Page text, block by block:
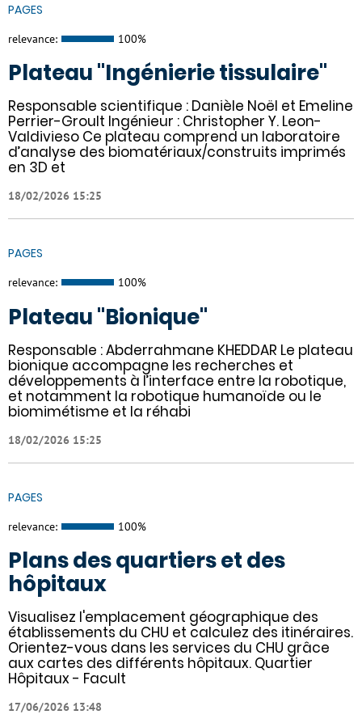
PAGES
relevance: 100%
Plateau "Ingénierie tissulaire"
Responsable scientifique : Danièle Noël et Emeline
Perrier-Groult Ingénieur : Christopher Y. Leon-
Valdivieso Ce plateau comprend un laboratoire
d’analyse des biomatériaux/construits imprimés
en 3D et
18/02/2026 15:25
PAGES
relevance: 100%
Plateau "Bionique"
Responsable : Abderrahmane KHEDDAR Le plateau
bionique accompagne les recherches et
développements à l’interface entre la robotique,
et notamment la robotique humanoïde ou le
biomimétisme et la réhabi
18/02/2026 15:25
PAGES
relevance: 100%
Plans des quartiers et des
hôpitaux
Visualisez l'emplacement géographique des
établissements du CHU et calculez des itinéraires.
Orientez-vous dans les services du CHU grâce
aux cartes des différents hôpitaux. Quartier
Hôpitaux - Facult
17/06/2026 13:48